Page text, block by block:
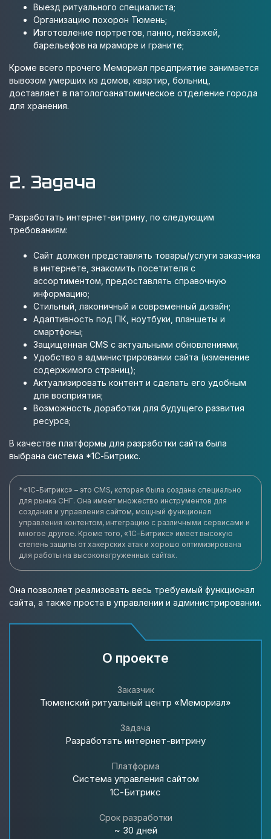
Выезд ритуального специалиста;
Организацию похорон Тюмень;
Изготовление портретов, панно, пейзажей,
барельефов на мраморе и граните;
Кроме всего прочего Мемориал предприятие занимается
вывозом умерших из домов, квартир, больниц,
доставляет в патологоанатомическое отделение города
для хранения.
2. Задача
Разработать интернет-витрину, по следующим
требованиям:
Сайт должен представлять товары/услуги заказчика
в интернете, знакомить посетителя с
ассортиментом, предоставлять справочную
информацию;
Стильный, лаконичный и современный дизайн;
Адаптивность под ПК, ноутбуки, планшеты и
смартфоны;
Защищенная CMS с актуальными обновлениями;
Удобство в администрировании сайта (изменение
содержимого страниц);
Актуализировать контент и сделать его удобным
для восприятия;
Возможность доработки для будущего развития
ресурса;
В качестве платформы для разработки сайта была
выбрана система *1С-Битрикс.
*«1С-Битрикс» – это CMS, которая была создана специально
для рынка СНГ. Она имеет множество инструментов для
создания и управления сайтом, мощный функционал
управления контентом, интеграцию с различными сервисами и
многое другое. Кроме того, «1С-Битрикс» имеет высокую
степень защиты от хакерских атак и хорошо оптимизирована
для работы на высоконагруженных сайтах.
Она позволяет реализовать весь требуемый функционал
сайта, а также проста в управлении и администрировании.
О проекте
Заказчик
Тюменский ритуальный центр «Мемориал»
Задача
Разработать интернет-витрину
Платформа
Система управления сайтом
1С-Битрикс
Срок разработки
~ 30 дней